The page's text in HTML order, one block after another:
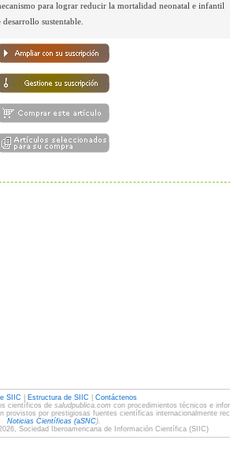
para lograr reducir la mortalidad neonatal e infantil
sustentable.
SIIC Estructura de SIIC
Contáctenos
científicos de saludpublica.com con procedimientos técnicos e
provistos por prestigiosas fuentes científicas internacionalmente
Noticias Científicas (aSNC).
Sociedad Iberoamericana de Información Científica (SIIC)